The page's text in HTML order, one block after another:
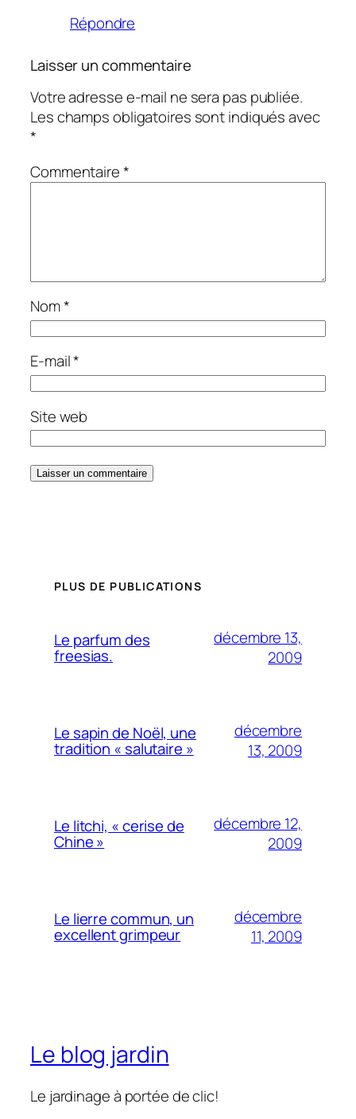
Répondre
Laisser un commentaire
Votre adresse e-mail ne sera pas publiée.
Les champs obligatoires sont indiqués avec
*
Commentaire*
Nom*
E-mail*
Site web
PLUS DE PUBLICATIONS
Le parfum des
freesias.
décembre 13,
2009
Le sapin de Noël, une
tradition « salutaire »
décembre
13, 2009
Le litchi, « cerise de
Chine »
décembre 12,
2009
Le lierre commun, un
excellent grimpeur
décembre
11, 2009
Le blog jardin
Le jardinage à portée de clic!